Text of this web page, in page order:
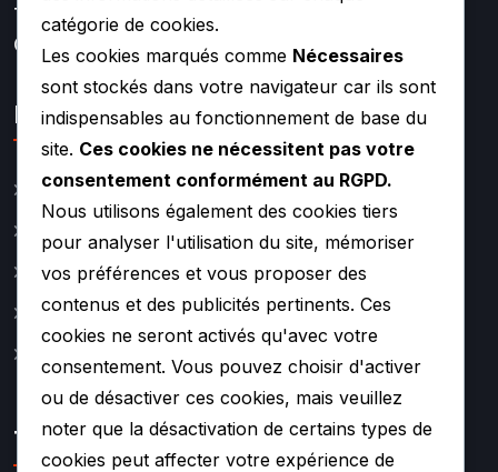
Turbos Hybrides Et
Compétition –
Lien rapide
Catalogue
A propos
Contact
Mentions légales
TURBO SOUF
catégorie de cookies.
Les cookies marqués comme Nécessaires
sont stockés dans votre navigateur car ils sont
indispensables au fonctionnement de base du
site. Ces cookies ne nécessitent pas votre
consentement conformément au RGPD.
Nous utilisons également des cookies tiers
pour analyser l'utilisation du site, mémoriser
vos préférences et vous proposer des
contenus et des publicités pertinents. Ces
cookies ne seront activés qu'avec votre
consentement. Vous pouvez choisir d'activer
ou de désactiver ces cookies, mais veuillez
noter que la désactivation de certains types de
cookies peut affecter votre expérience de